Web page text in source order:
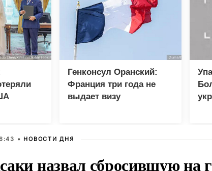
Генконсул Оранский:
Франция три года не
выдает визу
• НОВОСТИ ДНЯ
назвал сбросившую на